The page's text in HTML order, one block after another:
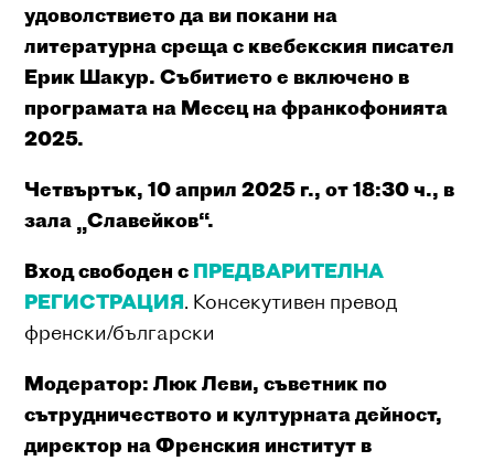
удоволствието да ви покани на
литературна среща с квебекския писател
Ерик Шакур. Събитието е включено в
програмата на Месец на франкофонията
2025.
Четвъртък, 10 април 2025 г., от 18:30 ч., в
зала „Славейков“.
Вход свободен с ПРЕДВАРИТЕЛНА
РЕГИСТРАЦИЯ. Консекутивен превод
френски/български
Модератор: Люк Леви, съветник по
сътрудничеството и културната дейност,
директор на Френския институт в